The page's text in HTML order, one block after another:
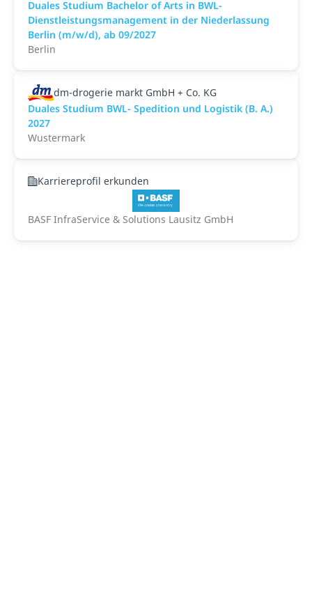
Duales Studium Bachelor of Arts in BWL-
Dienstleistungsmanagement in der Niederlassung
Berlin (m/w/d), ab 09/2027
Berlin
dm-drogerie markt GmbH + Co. KG
Duales Studium BWL- Spedition und Logistik (B. A.)
2027
Wustermark
Karriereprofil erkunden
BASF InfraService & Solutions Lausitz GmbH